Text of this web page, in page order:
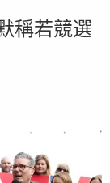
稱若競選